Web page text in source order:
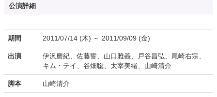
公演詳細
期間 2011/07/14 (木) ～ 2011/09/09 (金)
出演
伊沢磨紀、佐藤誓、山口雅義、戸谷昌弘、尾崎右宗、
キム・テイ、谷畑聡、太宰美緒、山崎清介
脚本 山崎清介